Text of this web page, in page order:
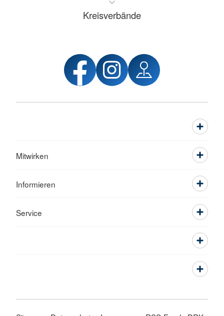
Kreisverbände
Mitwirken
Informieren
Service